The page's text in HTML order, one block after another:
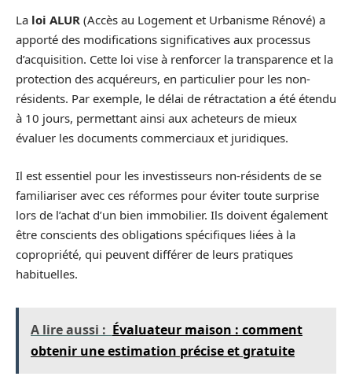
La loi ALUR (Accès au Logement et Urbanisme Rénové) a
apporté des modifications significatives aux processus
d’acquisition. Cette loi vise à renforcer la transparence et la
protection des acquéreurs, en particulier pour les non-
résidents. Par exemple, le délai de rétractation a été étendu
à 10 jours, permettant ainsi aux acheteurs de mieux
évaluer les documents commerciaux et juridiques.
Il est essentiel pour les investisseurs non-résidents de se
familiariser avec ces réformes pour éviter toute surprise
lors de l’achat d’un bien immobilier. Ils doivent également
être conscients des obligations spécifiques liées à la
copropriété, qui peuvent différer de leurs pratiques
habituelles.
A lire aussi : Évaluateur maison : comment
obtenir une estimation précise et gratuite